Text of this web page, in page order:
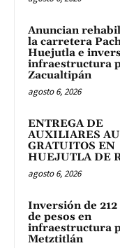
Anuncian
la carretera
Huejutla e
infraestructura
Zacualtipán
agosto 6, 2026
ENTREGA DE
AUXILIARES
GRATUITOS EN
HUEJUTLA DE
agosto 6, 2026
Inversión de
de pesos en
infraestructura
Metztitlán